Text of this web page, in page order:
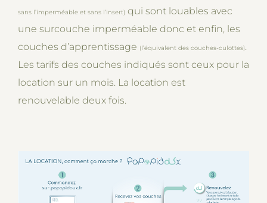
sans l’imperméable et sans l’insert) qui sont louables avec
une surcouche imperméable donc et enfin, les
couches d’apprentissage (l’équivalent des couches-culottes).
Les tarifs des couches indiqués sont ceux pour la
location sur un mois. La location est
renouvelable deux fois.